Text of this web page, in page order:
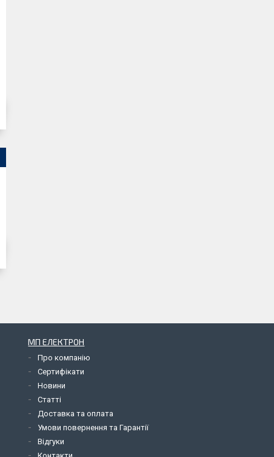
МП ЕЛЕКТРОН
Про компанію
Сертифікати
Новини
Статті
Доставка та оплата
Умови повернення та Гарантії
Відгуки